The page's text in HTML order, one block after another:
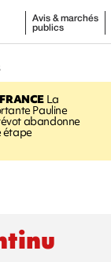
Avis & marchés
publics
La
Pauline
abandonne
étape